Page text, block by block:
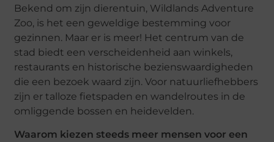
Bekend om zijn dierentuin, Wildlands Adventure
Zoo, is het een geweldige bestemming voor
gezinnen. Maar er is meer! Het centrum van de
stad biedt een verscheidenheid aan winkels,
restaurants en historische bezienswaardigheden
die een bezoek waard zijn. Voor natuurliefhebbers
zijn er talloze fietspaden en wandelroutes in de
omliggende bossen en heidevelden.
Waarom kiezen steeds meer mensen voor een